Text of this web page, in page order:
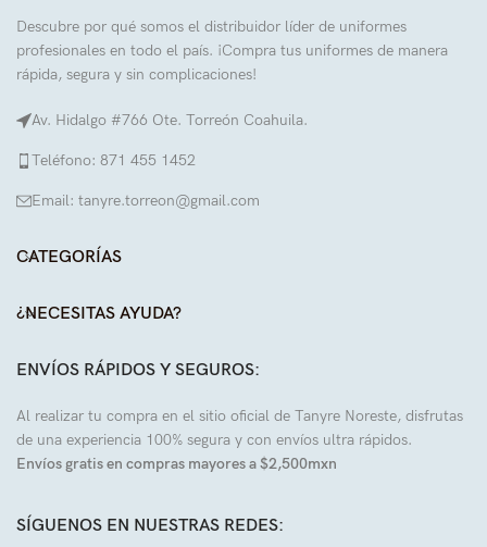
Descubre por qué somos el distribuidor líder de uniformes
profesionales en todo el país. ¡Compra tus uniformes de manera
rápida, segura y sin complicaciones!
Av. Hidalgo #766 Ote. Torreón Coahuila.
Teléfono: 871 455 1452
Email: tanyre.torreon@gmail.com
CATEGORÍAS
¿NECESITAS AYUDA?
ENVÍOS RÁPIDOS Y SEGUROS:
Al realizar tu compra en el sitio oficial de Tanyre Noreste, disfrutas
de una experiencia 100% segura y con envíos ultra rápidos.
Envíos gratis en compras mayores a $2,500mxn
SÍGUENOS EN NUESTRAS REDES: